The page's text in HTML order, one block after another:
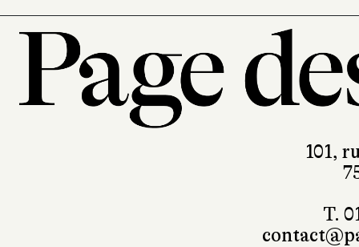
101,
T.